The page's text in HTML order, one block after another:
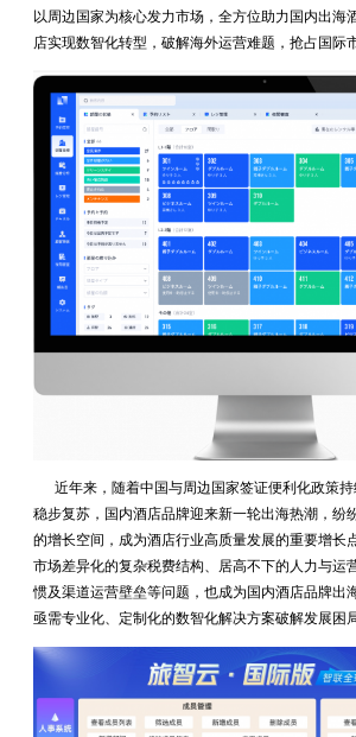
以周边国家为核心发力市场，全方位助力国内出海
店实现数智化转型，破解海外运营难题，抢占国际
近年来，随着中国与周边国家签证便利化政策持
稳步复苏，国内酒店品牌迎来新一轮出海热潮，纷
的增长空间，成为酒店行业高质量发展的重要增长
市场差异化的复杂税费结构、居高不下的人力与运
惯及渠道运营壁垒等问题，也成为国内酒店品牌出
亟需专业化、定制化的数智化解决方案破解发展困局